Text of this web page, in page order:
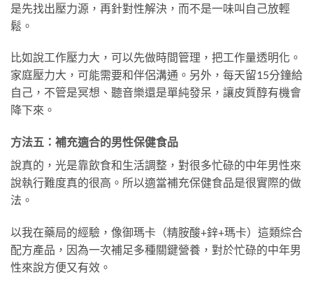
是先找出壓力源，再針對性解決，而不是一味叫自己放輕
鬆。
比如說工作壓力大，可以先做時間管理，把工作量透明化。
家庭壓力大，可能需要和伴侶溝通。另外，每天留15分鐘給
自己，不管是冥想、聽音樂還是單純發呆，讓皮質醇有機會
降下來。
方法五：補充適合的男性保健食品
說真的，光是靠飲食和生活調整，對很多忙碌的中年男性來
說執行難度真的很高。所以適當補充保健食品是很實際的做
法。
以我在藥局的經驗，像御瑪卡（精胺酸+鋅+瑪卡）這類綜合
配方產品，因為一次補足多種關鍵營養，對於忙碌的中年男
性來說方便又有效。